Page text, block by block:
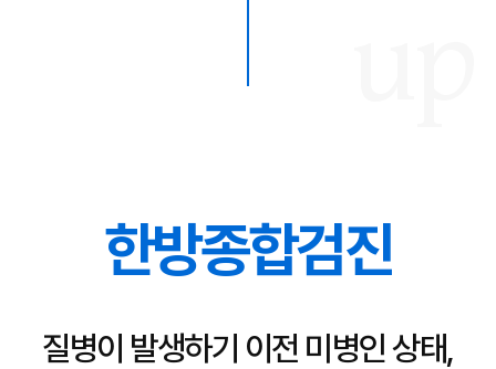
한방종합검진
질병이 발생하기 이전 미병인 상태,